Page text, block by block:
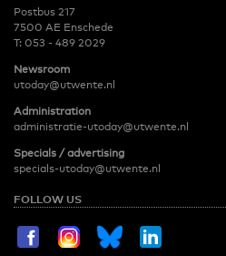
Postbus 217
7500 AE Enschede
T: 053 - 489 2029
Newsroom
utoday@utwente.nl
Administration
administratie-utoday@utwente.nl
Specials / advertising
specials-utoday@utwente.nl
FOLLOW US